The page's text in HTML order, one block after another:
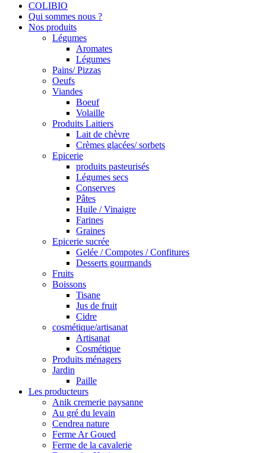
COLIBIO
Qui sommes nous ?
Nos produits
Légumes
Aromates
Légumes
Pains/ Pizzas
Oeufs
Viandes
Boeuf
Volaille
Produits Laitiers
Lait de chèvre
Crèmes glacées/ sorbets
Epicerie
produits pasteurisés
Légumes secs
Conserves
Pâtes
Huile / Vinaigre
Farines
Graines
Epicerie sucrée
Gelée / Compotes / Confitures
Desserts gourmands
Fruits
Boissons
Tisane
Jus de fruit
Cidre
cosmétique/artisanat
Artisanat
Cosmétique
Produits ménagers
Jardin
Paille
Les producteurs
Anik cremerie paysanne
Au gré du levain
Cendrea nature
Ferme Ar Goued
Ferme de la cavalerie